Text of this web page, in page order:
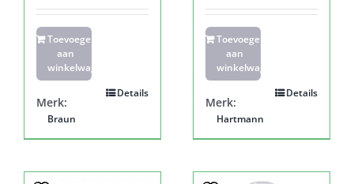
Toevoegen
aan
winkelwagen
Details
Merk:
Braun
Toevoegen
aan
winkelwagen
Details
Merk:
Hartmann